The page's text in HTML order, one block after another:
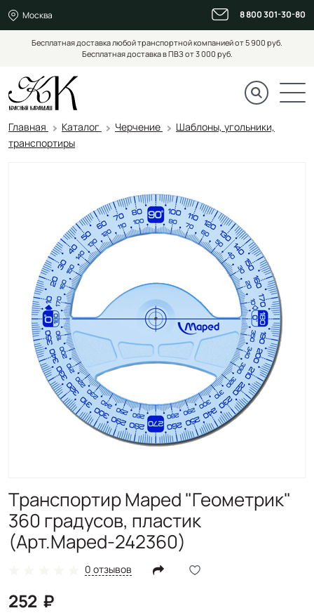
Москва 8 800 301-30-80
Бесплатная доставка любой транспортной компанией от 5 900 руб.
Бесплатная доставка в ПВЗ от 3 000 руб.
Главная Каталог Черчение
Шаблоны, угольники,
транспортиры
Транспортир Maped "Геометрик"
360 градусов, пластик
(Арт.Maped-242360)
0 отзывов
252